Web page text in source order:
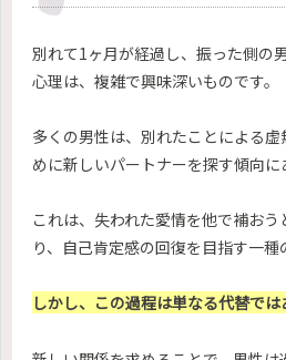
別れて1ヶ月が経過し、振った側の
心理は、複雑で興味深いものです。
多くの男性は、別れたことによる
めに新しいパートナーを探す傾向に
これは、失われた愛情を他で補お
り、自己肯定感の回復を目指す一種
しかし、この過程は単なる代替では